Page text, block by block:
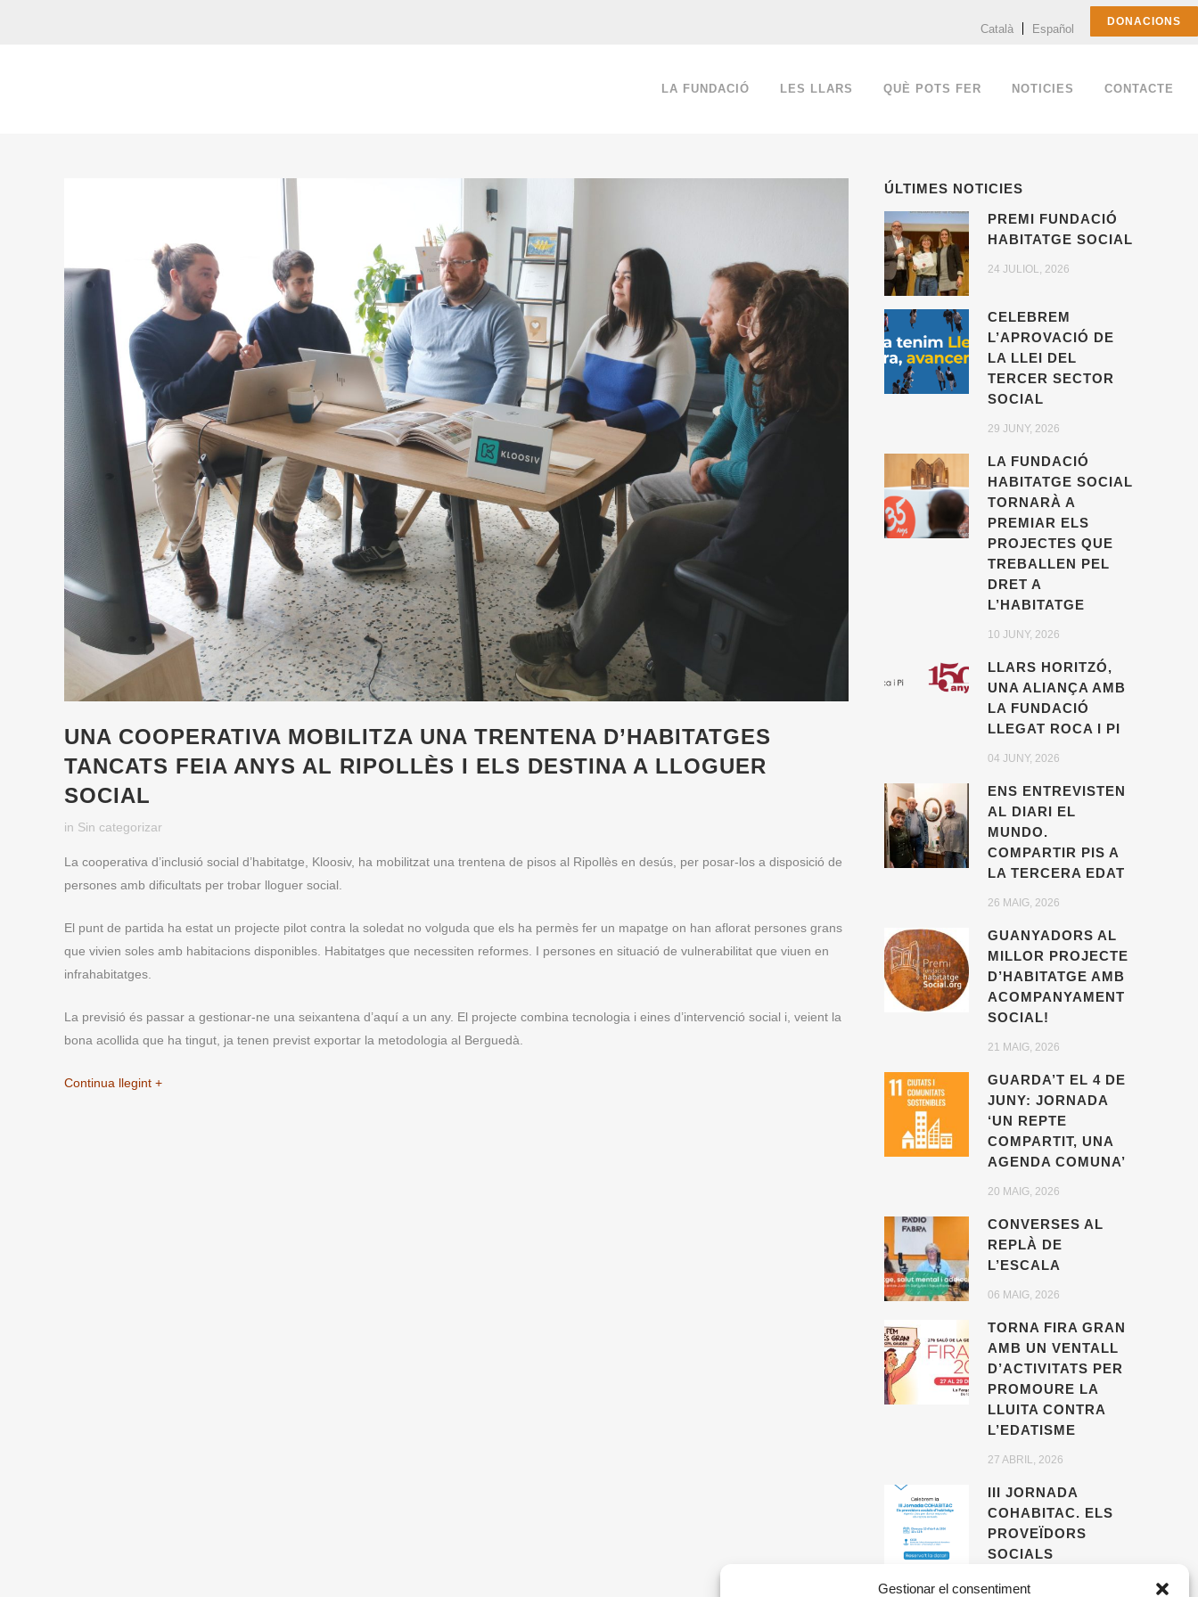
Gestionar el consentiment
Català Español
DONACIONS
LA FUNDACIÓ LES LLARS QUÈ POTS FER NOTICIES CONTACTE
UNA COOPERATIVA MOBILITZA UNA TRENTENA D’HABITATGES
TANCATS FEIA ANYS AL RIPOLLÈS I ELS DESTINA A LLOGUER
SOCIAL
in Sin categorizar
La cooperativa d’inclusió social d’habitatge, Kloosiv, ha mobilitzat una trentena de pisos al Ripollès en desús, per posar-los a disposició de
persones amb dificultats per trobar lloguer social.
El punt de partida ha estat un projecte pilot contra la soledat no volguda que els ha permès fer un mapatge on han aflorat persones grans
que vivien soles amb habitacions disponibles. Habitatges que necessiten reformes. I persones en situació de vulnerabilitat que viuen en
infrahabitatges.
La previsió és passar a gestionar-ne una seixantena d’aquí a un any. El projecte combina tecnologia i eines d’intervenció social i, veient la
bona acollida que ha tingut, ja tenen previst exportar la metodologia al Berguedà.
Continua llegint +
ÚLTIMES NOTICIES
PREMI FUNDACIÓ
HABITATGE SOCIAL
24 JULIOL, 2026
CELEBREM
L’APROVACIÓ DE
LA LLEI DEL
TERCER SECTOR
SOCIAL
29 JUNY, 2026
LA FUNDACIÓ
HABITATGE SOCIAL
TORNARÀ A
PREMIAR ELS
PROJECTES QUE
TREBALLEN PEL
DRET A
L’HABITATGE
10 JUNY, 2026
LLARS HORITZÓ,
UNA ALIANÇA AMB
LA FUNDACIÓ
LLEGAT ROCA I PI
04 JUNY, 2026
ENS ENTREVISTEN
AL DIARI EL
MUNDO.
COMPARTIR PIS A
LA TERCERA EDAT
26 MAIG, 2026
GUANYADORS AL
MILLOR PROJECTE
D’HABITATGE AMB
ACOMPANYAMENT
SOCIAL!
21 MAIG, 2026
GUARDA’T EL 4 DE
JUNY: JORNADA
‘UN REPTE
COMPARTIT, UNA
AGENDA COMUNA’
20 MAIG, 2026
CONVERSES AL
REPLÀ DE
L’ESCALA
06 MAIG, 2026
TORNA FIRA GRAN
AMB UN VENTALL
D’ACTIVITATS PER
PROMOURE LA
LLUITA CONTRA
L’EDATISME
27 ABRIL, 2026
III JORNADA
COHABITAC. ELS
PROVEÏDORS
SOCIALS